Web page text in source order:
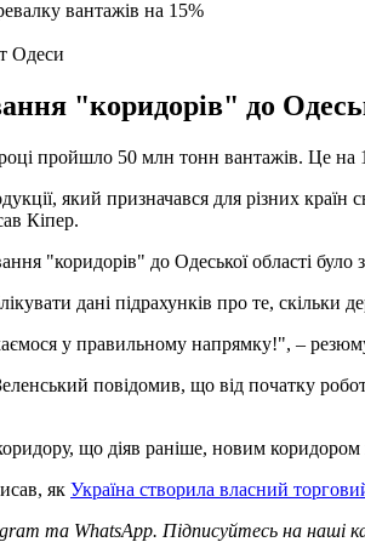
Одеси
"коридорів" до
пройшло 50 млн тонн вантажів. Це
який призначався для різних
Кіпер.
"коридорів" до Одеської області було
дані підрахунків про те, скільки
у правильному напрямку!", –
повідомив, що від початку
що діяв раніше, новим
як Україна створила власний
та WhatsApp. Підписуйтесь на наші